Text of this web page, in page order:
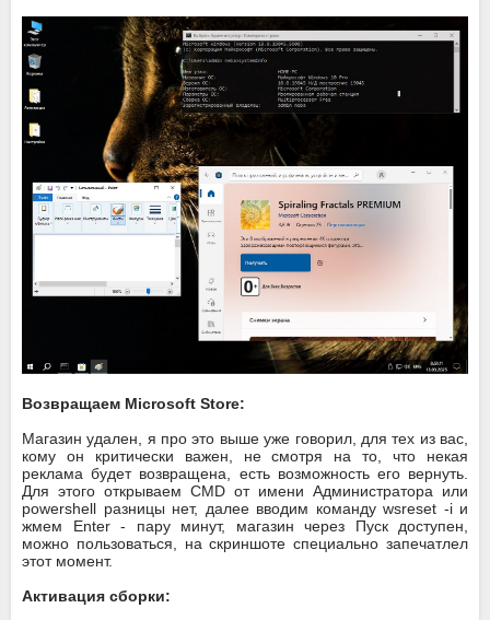
Возвращаем Microsoft Store:
​Магазин удален, я про это выше уже говорил, для тех из вас,
кому он критически важен, не смотря на то, что некая
реклама будет возвращена, есть возможность его вернуть.
Для этого открываем CMD от имени Администратора или
powershell разницы нет, далее вводим команду wsreset -i и
жмем Enter - пару минут, магазин через Пуск доступен,
можно пользоваться, на скриншоте специально запечатлел
этот момент.​​​
Активация сборки: